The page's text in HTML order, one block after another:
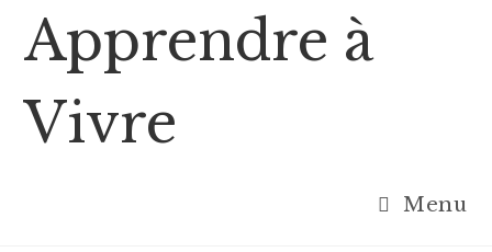
content
Apprendre à
Vivre
Menu